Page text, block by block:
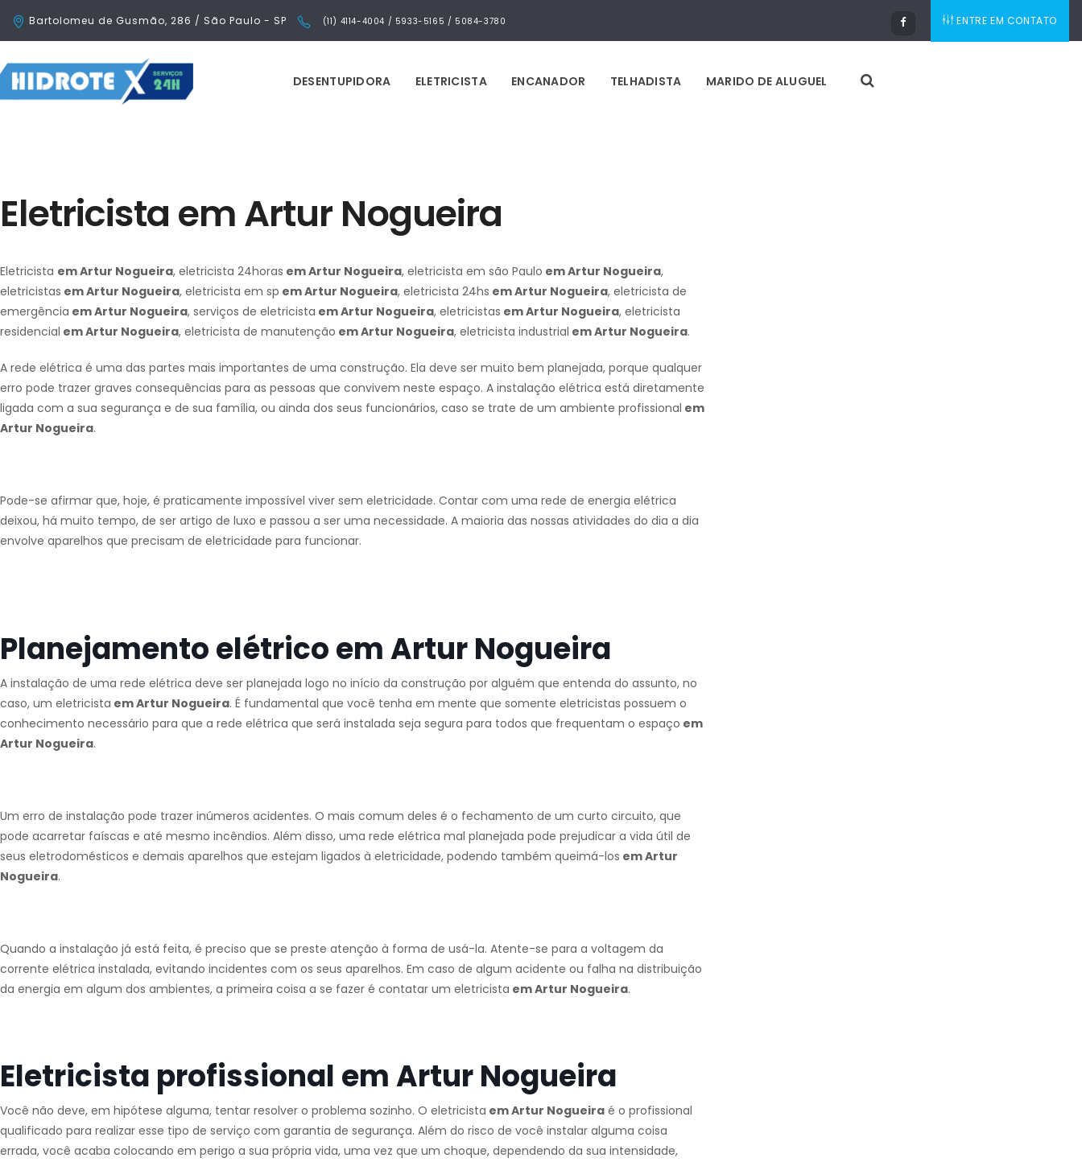
Bartolomeu de Gusmão, 286 / São Paulo - SP (11) 4114-4004 / 5933-5165 / 5084-3780 ENTRE EM CONTATO
DESENTUPIDORA ELETRICISTA ENCANADOR TELHADISTA MARIDO DE ALUGUEL
Eletricista em Artur Nogueira
Eletricista em Artur Nogueira, eletricista 24horas em Artur Nogueira, eletricista em são Paulo em Artur Nogueira,
eletricistas em Artur Nogueira, eletricista em sp em Artur Nogueira, eletricista 24hs em Artur Nogueira, eletricista de
emergência em Artur Nogueira, serviços de eletricista em Artur Nogueira, eletricistas em Artur Nogueira, eletricista
residencial em Artur Nogueira, eletricista de manutenção em Artur Nogueira, eletricista industrial em Artur Nogueira.
A rede elétrica é uma das partes mais importantes de uma construção. Ela deve ser muito bem planejada, porque qualquer
erro pode trazer graves consequências para as pessoas que convivem neste espaço. A instalação elétrica está diretamente
ligada com a sua segurança e de sua família, ou ainda dos seus funcionários, caso se trate de um ambiente profissional em
Artur Nogueira.
Pode-se afirmar que, hoje, é praticamente impossível viver sem eletricidade. Contar com uma rede de energia elétrica
deixou, há muito tempo, de ser artigo de luxo e passou a ser uma necessidade. A maioria das nossas atividades do dia a dia
envolve aparelhos que precisam de eletricidade para funcionar.
Planejamento elétrico em Artur Nogueira
A instalação de uma rede elétrica deve ser planejada logo no início da construção por alguém que entenda do assunto, no
caso, um eletricista em Artur Nogueira. É fundamental que você tenha em mente que somente eletricistas possuem o
conhecimento necessário para que a rede elétrica que será instalada seja segura para todos que frequentam o espaço em
Artur Nogueira.
Um erro de instalação pode trazer inúmeros acidentes. O mais comum deles é o fechamento de um curto circuito, que
pode acarretar faíscas e até mesmo incêndios. Além disso, uma rede elétrica mal planejada pode prejudicar a vida útil de
seus eletrodomésticos e demais aparelhos que estejam ligados à eletricidade, podendo também queimá-los em Artur
Nogueira.
Quando a instalação já está feita, é preciso que se preste atenção à forma de usá-la. Atente-se para a voltagem da
corrente elétrica instalada, evitando incidentes com os seus aparelhos. Em caso de algum acidente ou falha na distribuição
da energia em algum dos ambientes, a primeira coisa a se fazer é contatar um eletricista em Artur Nogueira.
Eletricista profissional em Artur Nogueira
Você não deve, em hipótese alguma, tentar resolver o problema sozinho. O eletricista em Artur Nogueira é o profissional
qualificado para realizar esse tipo de serviço com garantia de segurança. Além do risco de você instalar alguma coisa
errada, você acaba colocando em perigo a sua própria vida, uma vez que um choque, dependendo da sua intensidade,